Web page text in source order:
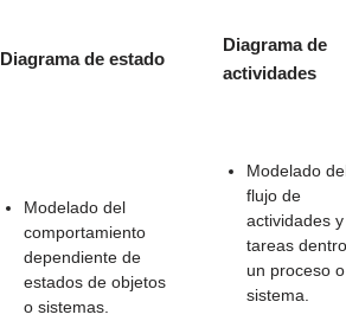
Diagrama de estado
Diagrama de
actividades
Modelado del
comportamiento
dependiente de
estados de objetos
o sistemas.
Modelado
flujo de
actividades y
tareas
un proceso o
sistema.